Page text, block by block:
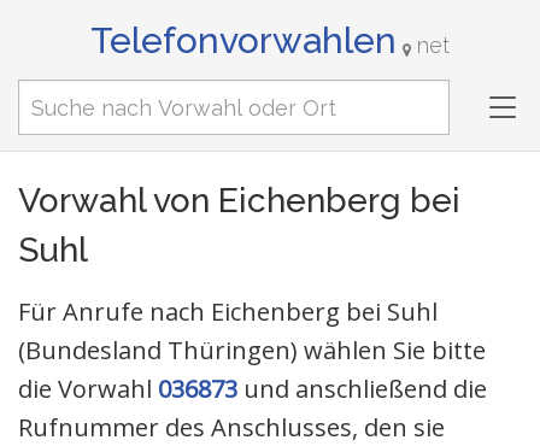
Telefonvorwahlen net
Vorwahl von Eichenberg bei
Suhl
Für Anrufe nach Eichenberg bei Suhl
(Bundesland Thüringen) wählen Sie bitte
die Vorwahl 036873 und anschließend die
Rufnummer des Anschlusses, den sie